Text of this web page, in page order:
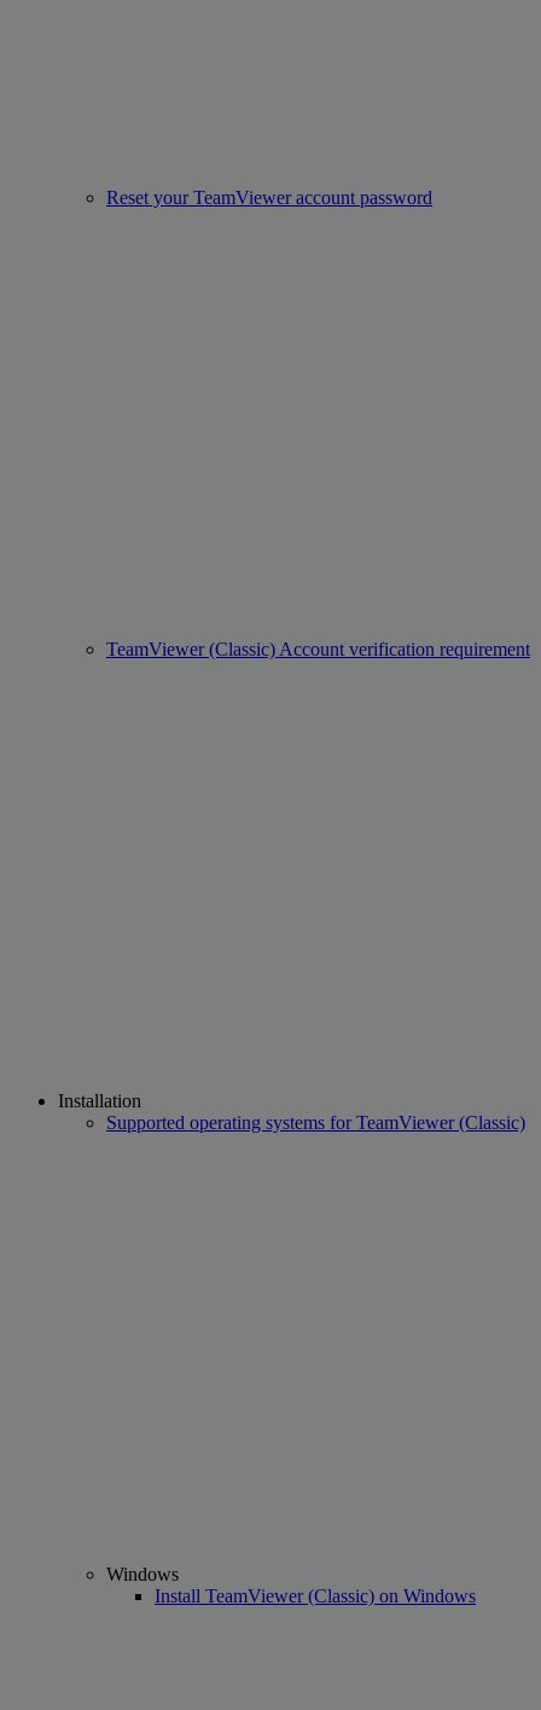
Reset your TeamViewer account password
TeamViewer (Classic) Account verification requirement
Installation
Supported operating systems for TeamViewer (Classic)
Windows
Install TeamViewer (Classic) on Windows